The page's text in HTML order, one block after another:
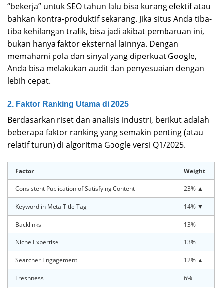
“bekerja” untuk SEO tahun lalu bisa kurang efektif atau
bahkan kontra-produktif sekarang. Jika situs Anda tiba-
tiba kehilangan trafik, bisa jadi akibat pembaruan ini,
bukan hanya faktor eksternal lainnya. Dengan
memahami pola dan sinyal yang diperkuat Google,
Anda bisa melakukan audit dan penyesuaian dengan
lebih cepat.
2. Faktor Ranking Utama di 2025
Berdasarkan riset dan analisis industri, berikut adalah
beberapa faktor ranking yang semakin penting (atau
relatif turun) di algoritma Google versi Q1/2025.
Factor Weight
Consistent Publication of Satisfying Content 23% ▲
Keyword in Meta Title Tag 14% ▼
Backlinks 13%
Niche Expertise 13%
Searcher Engagement 12% ▲
Freshness 6%